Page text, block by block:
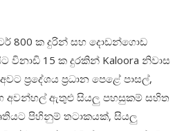
800 ක දුරින් සහ දොඩන්ගොඩ
විනාඩි 15 ක දුරකින් Kaloora නිවාස
ප්‍රදේශය ප්‍රධාන පෙළේ පාසල්,
අවන්හල් ඇතුළු සියලු පහසුකම් සහිත
පිහිනුම් තටාකයක්, සියලු